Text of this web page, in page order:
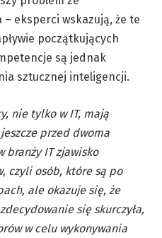
eksperci wskazują, że te
początkujących
są jednak
sztucznej inteligencji.
nie tylko w IT, mają
przed dwoma
branży IT zjawisko
czyli osób, które są po
ale okazuje się, że
się skurczyła,
w celu wykonywania